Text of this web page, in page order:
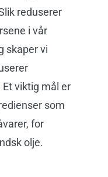
reduserer
i vår
skaper vi
Et viktig mål er
som
for
olje.